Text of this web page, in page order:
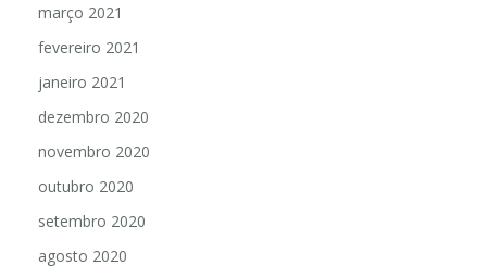
março 2021
fevereiro 2021
janeiro 2021
dezembro 2020
novembro 2020
outubro 2020
setembro 2020
agosto 2020